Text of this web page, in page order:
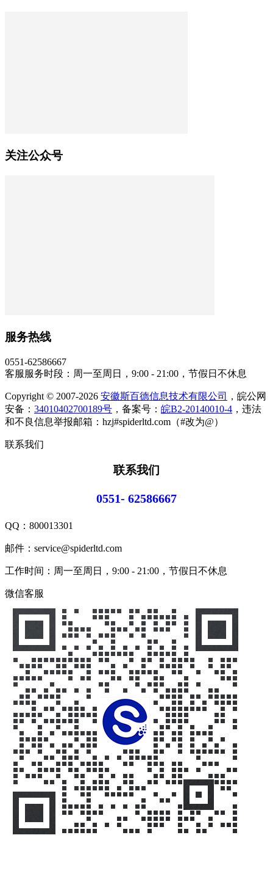
关注公众号
服务热线
0551-62586667
客服服务时段：周一至周日，9:00 - 21:00，节假日不休息
Copyright © 2007-2026 安徽斯百德信息技术有限公司
，皖公网
安备： 34010402700189号 ，备案号： 皖B2-20140010-4 ，违法
和不良信息举报邮箱：hzj#spiderltd.com（#改为@）
联系我们
联系我们
0551- 62586667
QQ： 800013301
邮件：service@spiderltd.com
工作时间：周一至周日，9:00 - 21:00，节假日不休息
微信客服